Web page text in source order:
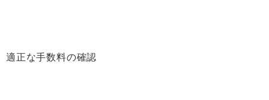
適正な手数料の確認